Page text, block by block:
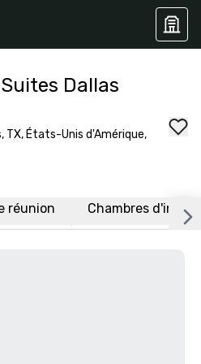
Dallas
TX, États-Unis d'Amérique,
réunion Chambres